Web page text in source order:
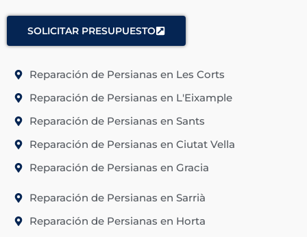
SOLICITAR PRESUPUESTO
Reparación de Persianas en Les Corts
Reparación de Persianas en L'Eixample
Reparación de Persianas en Sants
Reparación de Persianas en Ciutat Vella
Reparación de Persianas en Gracia
Reparación de Persianas en Sarrià
Reparación de Persianas en Horta